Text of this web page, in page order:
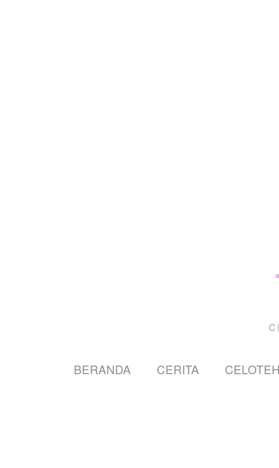
BERANDA CERITA CELOTEH